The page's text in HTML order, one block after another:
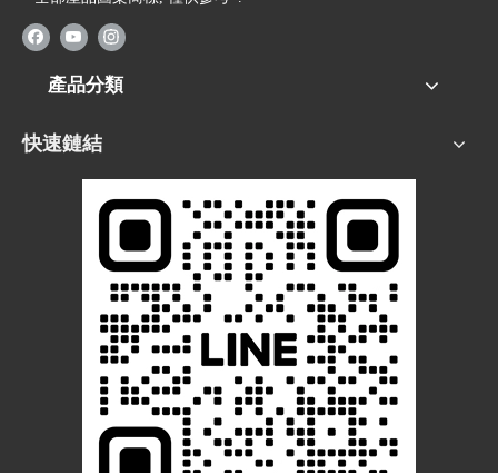
產品分類
快速鏈結